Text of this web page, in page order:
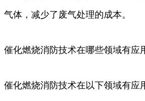
气体，减少了废气处理的成本。
催化燃烧消防技术在哪些领域有应
催化燃烧消防技术在以下领域有应